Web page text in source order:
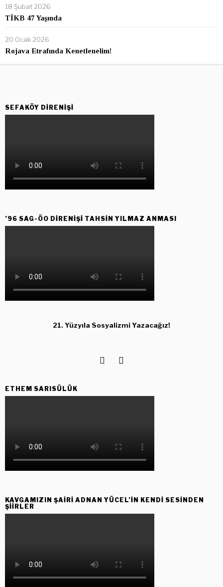
18 Şubat 2026
TİKB 47 Yaşında
20 Ocak 2026
Rojava Etrafında Kenetlenelim!
SEFAKÖY DIRENIŞI
’96 SAG-ÖO DİRENİŞİ TAHSİN YILMAZ ANMASI
21. Yüzyıla Sosyalizmi Yazacağız!
ETHEM SARISÜLÜK
KAVGAMIZIN ŞAIRI ADNAN YÜCEL’IN KENDI SESINDEN
ŞIIRLER